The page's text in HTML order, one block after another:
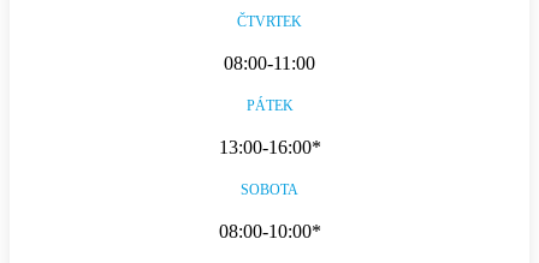
ČTVRTEK
08:00-11:00
PÁTEK
13:00-16:00*
SOBOTA
08:00-10:00*